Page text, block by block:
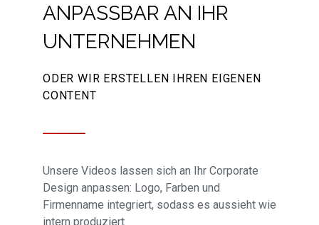
ANPASSBAR AN IHR
UNTERNEHMEN
ODER WIR ERSTELLEN IHREN EIGENEN
CONTENT
Unsere Videos lassen sich an Ihr Corporate
Design anpassen: Logo, Farben und
Firmenname integriert, sodass es aussieht wie
intern produziert.